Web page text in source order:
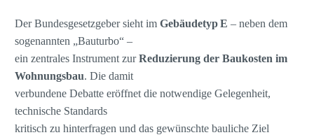
Der Bundesgesetzgeber sieht im GebäudetypE – neben dem
sogenannten „Bauturbo“ –
ein zentrales Instrument zurReduzierung der Baukosten im
Wohnungsbau. Die damit
verbundene Debatte eröffnet die notwendige Gelegenheit,
technische Standards
kritisch zu hinterfragen und das gewünschte bauliche Ziel